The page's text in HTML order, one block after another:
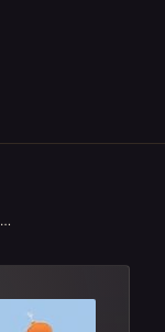
Initiation à la prière juive: rites et prières de la vie quotidienne